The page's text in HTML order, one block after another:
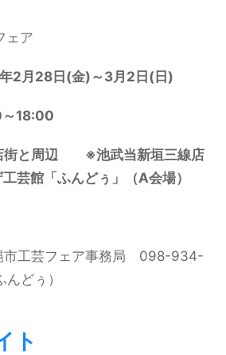
ェア
2月28日(金)～3月2日(日)
～18:00
と周辺
※池武当新垣三線店
芸館「ふんどぅ」（A会場）
市工芸フェア事務局 098-934-
どぅ）
ト